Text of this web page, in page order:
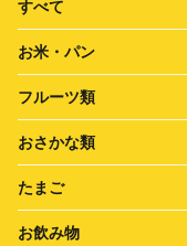
すべて
お米・パン
フルーツ類
おさかな類
たまご
お飲み物